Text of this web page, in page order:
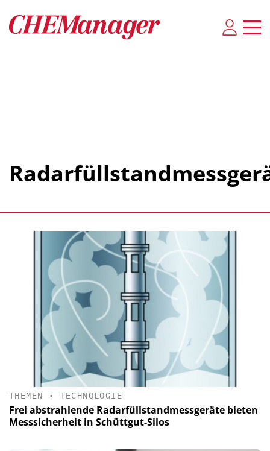
THEMEN • TECHNOLOGIE
Frei abstrahlende Radarfüllstandmessgeräte bieten
Messsicherheit in Schüttgut-Silos